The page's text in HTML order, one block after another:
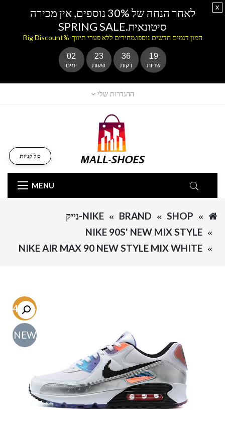
ההגדרות שלי
MENU
סל קניות
SHOP
BRAND
NIKE-נייק
NIKE 90S' NEW MIX STYLE
NIKE AIR MAX 90 NEW STYLE MIX WHITE
-54.7%
NEW
לאחר הנחה של 30% נוספים, אין מכירה
סיטונאית.SPRING SALE
המון דגמים חדשים נוספו.מחירים ללא פערי תיווך-%Big Discount
02
ימים
23
שעות
36
דקות
19
שניות
x